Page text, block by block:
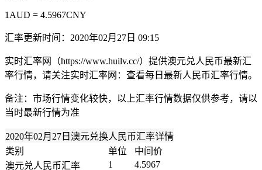
1AUD = 4.5967CNY
汇率更新时间：2020年02月27日 09:15
实时汇率网（https://www.huilv.cc/）提供澳元兑人民币最新汇
率行情，请关注实时汇率网：查看每日最新人民币汇率行情。
备注：市场行情变化较快，以上汇率行情数据仅供参考，请以
当时最新行情为准
2020年02月27日澳元兑换人民币汇率详情
类别
单位
中间价
澳元兑人民币汇率
1 4.5967